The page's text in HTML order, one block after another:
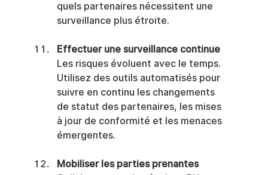
quels partenaires nécessitent une
surveillance plus étroite.
Effectuer une surveillance continue
Les risques évoluent avec le temps.
Utilisez des outils automatisés pour
suivre en continu les changements
de statut des partenaires, les mises
à jour de conformité et les menaces
émergentes.
Mobiliser les parties prenantes